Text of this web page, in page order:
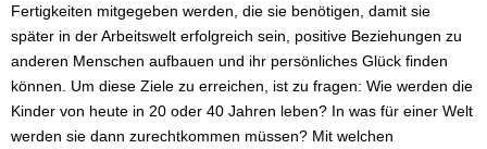
Fertigkeiten mitgegeben werden, die sie benötigen, damit sie
später in der Arbeitswelt erfolgreich sein, positive Beziehungen zu
anderen Menschen aufbauen und ihr persönliches Glück finden
können. Um diese Ziele zu erreichen, ist zu fragen: Wie werden die
Kinder von heute in 20 oder 40 Jahren leben? In was für einer Welt
werden sie dann zurechtkommen müssen? Mit welchen